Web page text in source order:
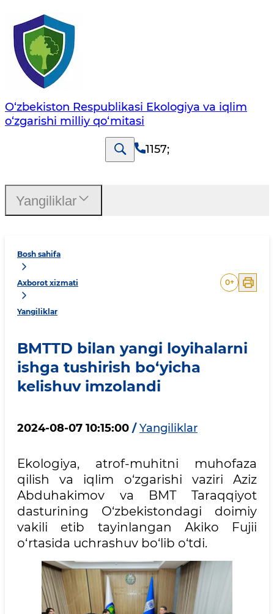
O‘zbekiston Respublikasi Ekologiya va iqlim
o‘zgarishi milliy qo‘mitasi
1157;
Bosh sahifa
Axborot xizmati
Yangiliklar
0+
BMTTD bilan yangi loyihalarni
ishga tushirish bo‘yicha
kelishuv imzolandi
2024-08-07 10:15:00 / Yangiliklar
Ekologiya, atrof-muhitni muhofaza
qilish va iqlim o‘zgarishi vaziri Aziz
Abduhakimov va BMT Taraqqiyot
dasturining O‘zbekistondagi doimiy
vakili etib tayinlangan Akiko Fujii
o‘rtasida uchrashuv bo‘lib o‘tdi.
Yangiliklar